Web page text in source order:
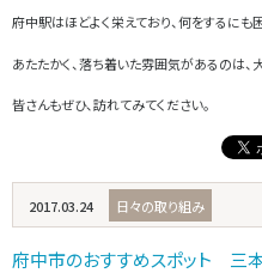
府中駅はほどよく栄えており、何をするにも
あたたかく、落ち着いた雰囲気があるのは、
皆さんもぜひ、訪れてみてください。
2017.03.24 日々の取り組み
府中市のおすすめスポット 三